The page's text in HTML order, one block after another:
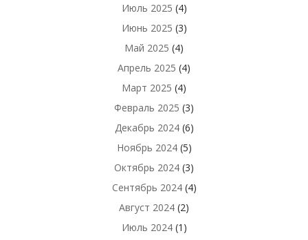
Июль 2025 (4)
Июнь 2025 (3)
Май 2025 (4)
Апрель 2025 (4)
Март 2025 (4)
Февраль 2025 (3)
Декабрь 2024(6)
Ноябрь 2024(5)
Октябрь 2024 (3)
Сентябрь 2024(4)
Август 2024 (2)
Июль 2024(1)